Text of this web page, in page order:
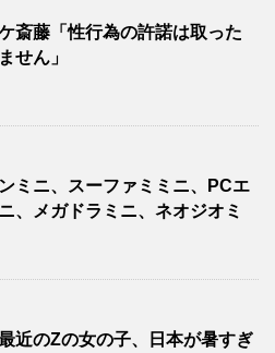
斎藤「性行為の許諾は取った
せん」
ミニ、スーファミミニ、PCエ
、メガドラミニ、ネオジオミ
最近のZの女の子、日本が暑すぎ